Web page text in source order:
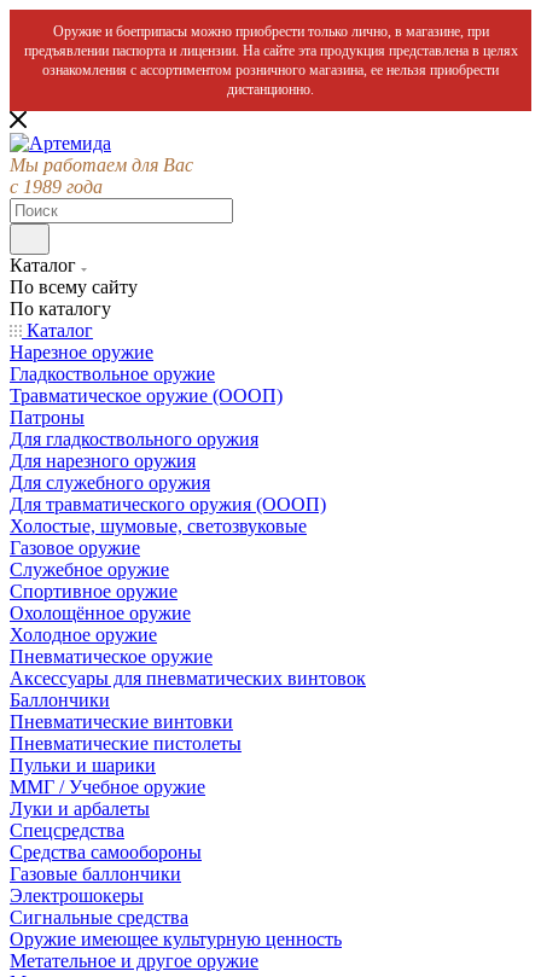
Оружие и боеприпасы можно приобрести только лично, в магазине, при
предъявлении паспорта и лицензии. На сайте эта продукция представлена в целях
ознакомления с ассортиментом розничного магазина, ее нельзя приобрести
дистанционно.
Мы работаем для Вас
с 1989 года
Каталог
По всему сайту
По каталогу
Каталог
Нарезное оружие
Гладкоствольное оружие
Травматическое оружие (ОООП)
Патроны
Для гладкоствольного оружия
Для нарезного оружия
Для служебного оружия
Для травматического оружия (ОООП)
Холостые, шумовые, светозвуковые
Газовое оружие
Служебное оружие
Спортивное оружие
Охолощённое оружие
Холодное оружие
Пневматическое оружие
Аксессуары для пневматических винтовок
Баллончики
Пневматические винтовки
Пневматические пистолеты
Пульки и шарики
ММГ / Учебное оружие
Луки и арбалеты
Спецсредства
Средства самообороны
Газовые баллончики
Электрошокеры
Сигнальные средства
Оружие имеющее культурную ценность
Метательное и другое оружие